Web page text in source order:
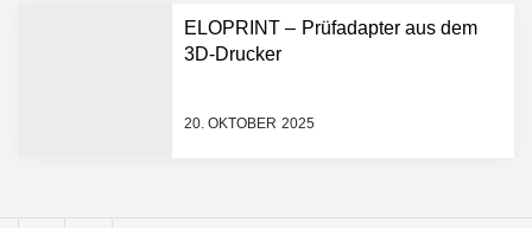
ELOPRINT – Prüfadapter aus dem
3D-Drucker
20. OKTOBER 2025
Maximilian Mack von Pyck